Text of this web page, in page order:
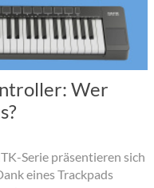
Wer
Serie präsentieren sich
eines Trackpads